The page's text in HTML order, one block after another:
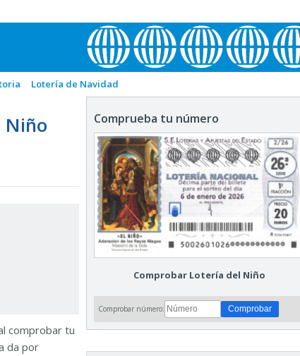
Lotería de Navidad
Niño
comprobar tu
da por
Comprueba tu número
Comprobar Lotería del Niño
Comprobar número: